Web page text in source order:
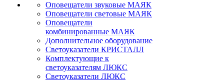
Оповещатели звуковые МАЯК
Оповещатели световые МАЯК
Оповещатели
комбинированные МАЯК
Дополнительное оборудование
Светоуказатели КРИСТАЛЛ
Комплектующие к
светоуказателям ЛЮКС
Светоуказатели ЛЮКС